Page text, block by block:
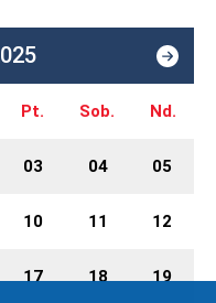
Pt. Sob. Nd.
03 04 05
10 11 12
17 18 19